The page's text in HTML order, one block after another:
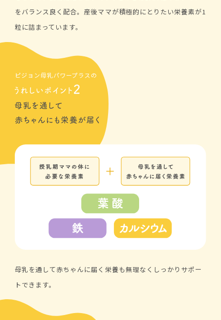
をバランス良く配合。産後ママが積極的にとりたい栄養素が1
粒に詰まっています。
ピジョン母乳パワープラスの
母乳を通して赤ちゃんに届く栄養も無理なくしっかりサポー
トできます。